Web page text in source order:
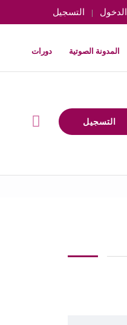
الدخول التسجيل
دورات المدونة الصوتية
التسجيل